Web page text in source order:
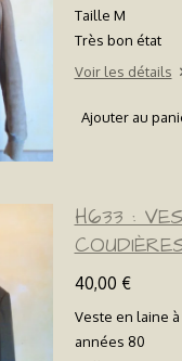
Taille M
Très bon état
Voir les détails
Ajouter au
H633 :
40,00 €
Veste en laine
années 80